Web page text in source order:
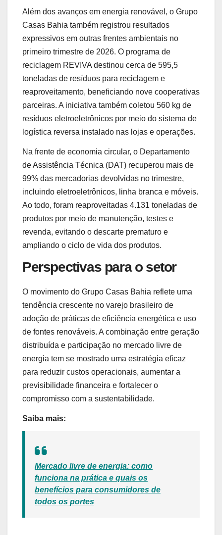
Além dos avanços em energia renovável, o Grupo
Casas Bahia também registrou resultados
expressivos em outras frentes ambientais no
primeiro trimestre de 2026. O programa de
reciclagem REVIVA destinou cerca de 595,5
toneladas de resíduos para reciclagem e
reaproveitamento, beneficiando nove cooperativas
parceiras. A iniciativa também coletou 560 kg de
resíduos eletroeletrônicos por meio do sistema de
logística reversa instalado nas lojas e operações.
Na frente de economia circular, o Departamento
de Assistência Técnica (DAT) recuperou mais de
99% das mercadorias devolvidas no trimestre,
incluindo eletroeletrônicos, linha branca e móveis.
Ao todo, foram reaproveitadas 4.131 toneladas de
produtos por meio de manutenção, testes e
revenda, evitando o descarte prematuro e
ampliando o ciclo de vida dos produtos.
Perspectivas para o setor
O movimento do Grupo Casas Bahia reflete uma
tendência crescente no varejo brasileiro de
adoção de práticas de eficiência energética e uso
de fontes renováveis. A combinação entre geração
distribuída e participação no mercado livre de
energia tem se mostrado uma estratégia eficaz
para reduzir custos operacionais, aumentar a
previsibilidade financeira e fortalecer o
compromisso com a sustentabilidade.
Saiba mais:
Mercado livre de energia: como
funciona na prática e quais os
benefícios para consumidores de
todos os portes